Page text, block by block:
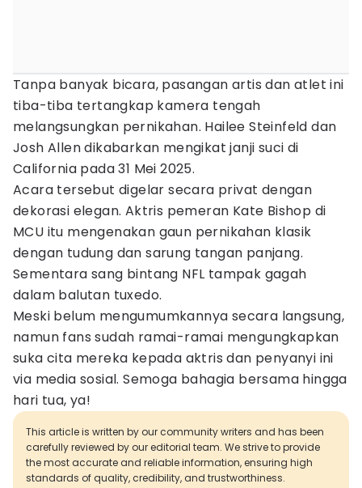
Tanpa banyak bicara, pasangan artis dan atlet ini
tiba-tiba tertangkap kamera tengah
melangsungkan pernikahan. Hailee Steinfeld dan
Josh Allen dikabarkan mengikat janji suci di
California pada 31 Mei 2025.
Acara tersebut digelar secara privat dengan
dekorasi elegan. Aktris pemeran Kate Bishop di
MCU itu mengenakan gaun pernikahan klasik
dengan tudung dan sarung tangan panjang.
Sementara sang bintang NFL tampak gagah
dalam balutan tuxedo.
Meski belum mengumumkannya secara langsung,
namun fans sudah ramai-ramai mengungkapkan
suka cita mereka kepada aktris dan penyanyi ini
via media sosial. Semoga bahagia bersama hingga
hari tua, ya!
This article is written by our community writers and has been
carefully reviewed by our editorial team. We strive to provide
the most accurate and reliable information, ensuring high
standards of quality, credibility, and trustworthiness.